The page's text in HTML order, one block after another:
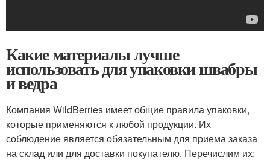
Какие материалы лучше
использовать для упаковки швабры
и ведра
Компания WildBerries имеет общие правила упаковки,
которые применяются к любой продукции. Их
соблюдение является обязательным для приема заказа
на склад или для доставки покупателю. Перечислим их: